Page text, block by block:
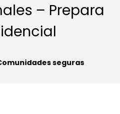
– Prepara
seguras